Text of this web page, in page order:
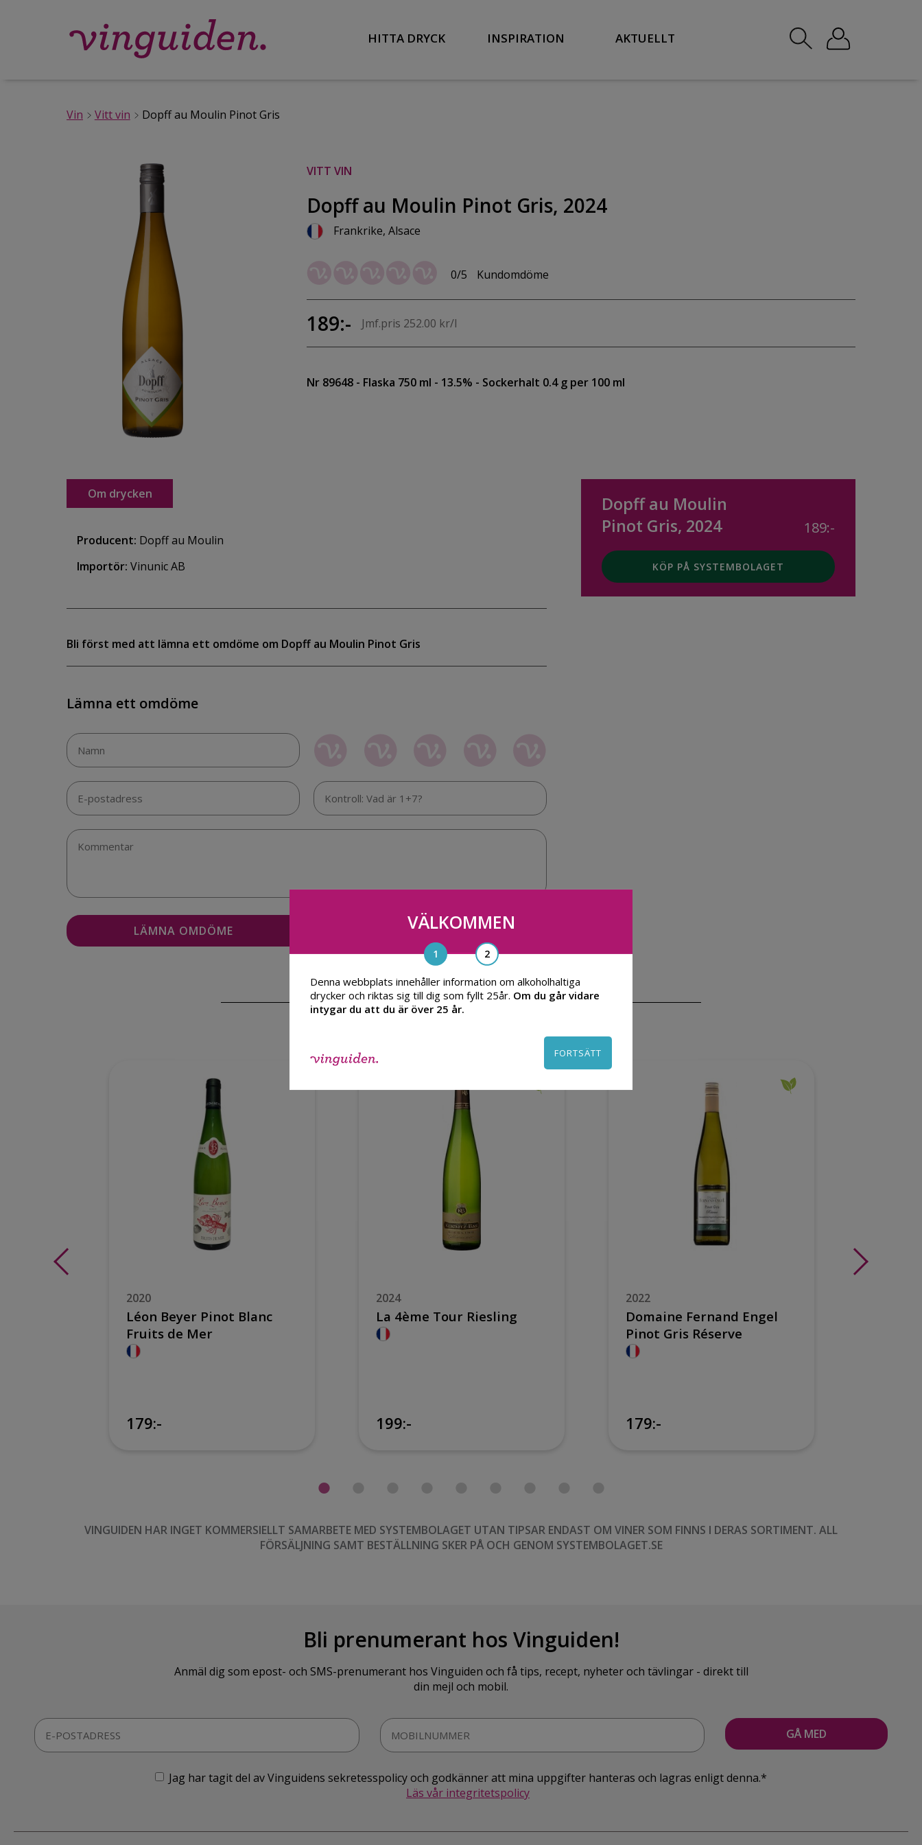
HITTA DRYCK INSPIRATION AKTUELLT
Vin Vitt vin Dopff au Moulin Pinot Gris
VITT VIN
Dopff au Moulin Pinot Gris, 2024
Frankrike, Alsace
0/5 Kundomdöme
189:- Jmf.pris 252.00 kr/l
Nr 89648 - Flaska 750 ml - 13.5% - Sockerhalt 0.4 g per 100 ml
Dopff au Moulin
Pinot Gris, 2024
189:-
KÖP PÅ SYSTEMBOLAGET
Om drycken
Producent: Dopff au Moulin
Importör: Vinunic AB
Bli först med att lämna ett omdöme om Dopff au Moulin Pinot Gris
Lämna ett omdöme
Du kanske också gillar
2020
Léon Beyer Pinot Blanc
Fruits de Mer
179:-
2024
La 4ème Tour Riesling
199:-
2022
Domaine Fernand Engel
Pinot Gris Réserve
179:-
VINGUIDEN HAR INGET KOMMERSIELLT SAMARBETE MED SYSTEMBOLAGET UTAN TIPSAR ENDAST OM VINER SOM FINNS I DERAS SORTIMENT. ALL
FÖRSÄLJNING SAMT BESTÄLLNING SKER PÅ OCH GENOM SYSTEMBOLAGET.SE
Bli prenumerant hos Vinguiden!
Anmäl dig som epost- och SMS-prenumerant hos Vinguiden och få tips, recept, nyheter och tävlingar - direkt till
din mejl och mobil.
Jag har tagit del av Vinguidens sekretesspolicy och godkänner att mina uppgifter hanteras och lagras enligt denna.*
Läs vår integritetspolicy
VÄLKOMMEN
Denna webbplats innehåller information om alkoholhaltiga
drycker och riktas sig till dig som fyllt 25år. Om du går vidare
intygar du att du är över 25 år.
FORTSÄTT